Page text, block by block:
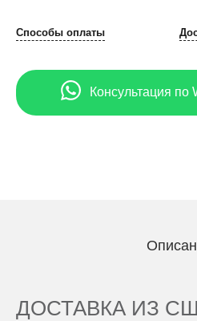
Способы оплаты
Консультация по
ДОСТАВКА ИЗ